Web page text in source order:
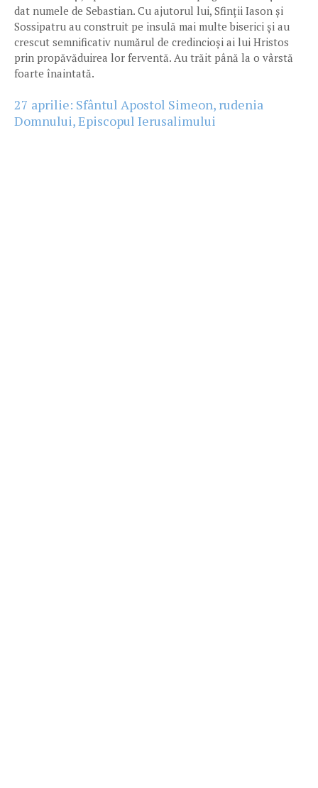
dat numele de Sebastian. Cu ajutorul lui, Sfinții Iason și
Sossipatru au construit pe insulă mai multe biserici și au
crescut semnificativ numărul de credincioși ai lui Hristos
prin propăvăduirea lor ferventă. Au trăit până la o vârstă
foarte înaintată.
27 aprilie: Sfântul Apostol Simeon, rudenia
Domnului, Episcopul Ierusalimului